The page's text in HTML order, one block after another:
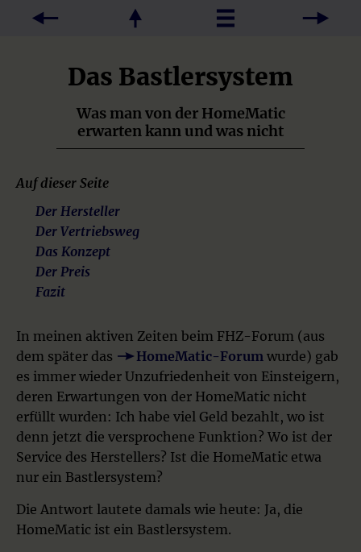
Das Bastlersystem
Was man von der HomeMatic
erwarten kann und was nicht
Auf dieser Seite
Der Hersteller
Der Vertriebsweg
Das Konzept
Der Preis
Fazit
In meinen aktiven Zeiten beim FHZ-Forum (aus
dem später das
HomeMatic-Forum wurde) gab
es immer wieder Unzufriedenheit von Einsteigern,
deren Erwartungen von der HomeMatic nicht
erfüllt wurden: Ich habe viel Geld bezahlt, wo ist
denn jetzt die versprochene Funktion? Wo ist der
Service des Herstellers? Ist die HomeMatic etwa
nur ein Bastlersystem?
Die Antwort lautete damals wie heute: Ja, die
HomeMatic ist ein Bastlersystem.